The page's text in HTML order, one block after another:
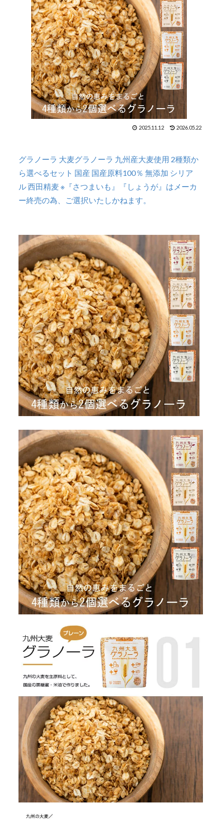
2025.11.12 2026.05.22
グラノーラ 大麦グラノーラ 九州産大麦使用 2種類か
ら選べるセット 国産 国産原料100％ 無添加 シリア
ル 西田精麦 ※『さつまいも』『しょうが』はメーカ
ー終売の為、ご選択いたしかねます。